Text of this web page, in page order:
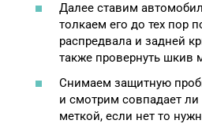
Далее ставим
толкаем его до тех пор
распредвала и задней
также провернуть шкив
Снимаем защитную
и смотрим совпадает
меткой, если нет то